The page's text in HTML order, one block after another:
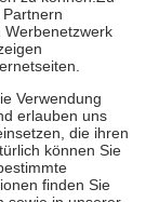
je
Gesundheit zu
unterstützen,
18. Lebensjahr
die von der